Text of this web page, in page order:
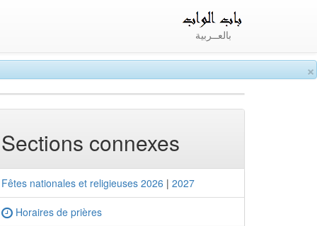
×
بالعــربية
Sections connexes
Fêtes nationales et religieuses 2026 | 2027
Horaires de prières